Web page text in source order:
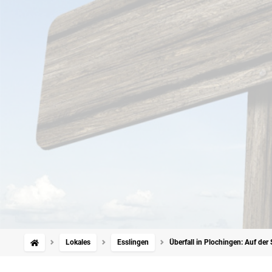
Lokales Esslingen Überfall in Plochingen: Auf der